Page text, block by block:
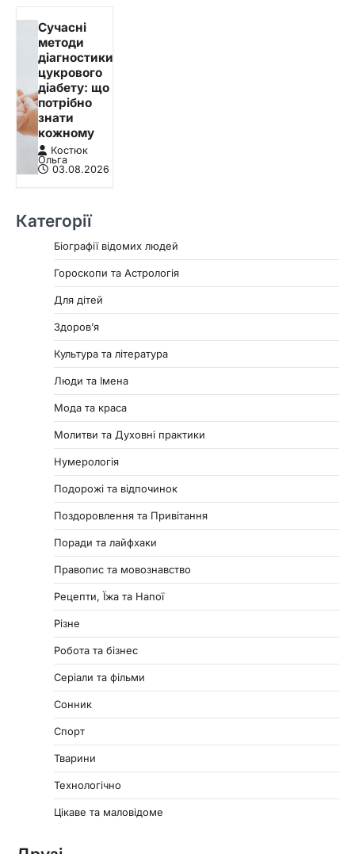
Сучасні
методи
діагностики
цукрового
діабету: що
потрібно
знати
кожному
Костюк
Ольга
03.08.2026
Категорії
Біографії відомих людей
Гороскопи та Астрологія
Для дітей
Здоровʼя
Культура та література
Люди та Імена
Мода та краса
Молитви та Духовні практики
Нумерологія
Подорожі та відпочинок
Поздоровлення та Привітання
Поради та лайфхаки
Правопис та мовознавство
Рецепти, Їжа та Напої
Різне
Робота та бізнес
Серіали та фільми
Сонник
Спорт
Тварини
Технологічно
Цікаве та маловідоме